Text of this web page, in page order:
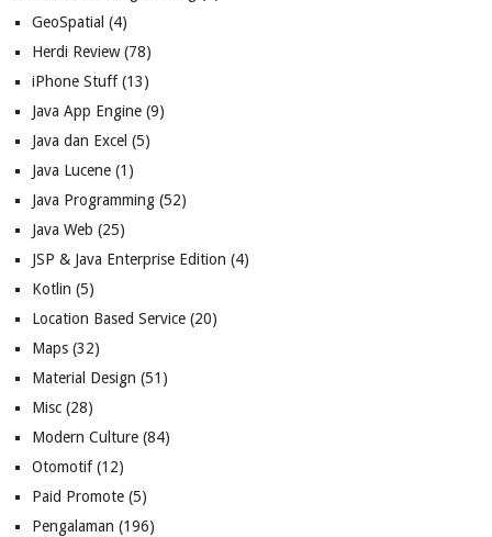
GeoSpatial (4)
Herdi Review(78)
iPhone Stuff(13)
Java App Engine(9)
Java dan Excel (5)
Java Lucene(1)
Java Programming(52)
Java Web (25)
JSP & Java Enterprise Edition (4)
Kotlin (5)
Location Based Service(20)
Maps(32)
Material Design (51)
Misc(28)
Modern Culture(84)
Otomotif(12)
Paid Promote(5)
Pengalaman (196)